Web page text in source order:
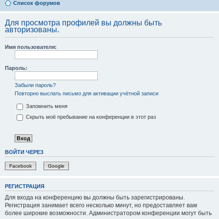
Список форумов
Для просмотра профилей вы должны быть
авторизованы.
Имя пользователя:
Пароль:
Забыли пароль?
Повторно выслать письмо для активации учётной записи
Запомнить меня
Скрыть моё пребывание на конференции в этот раз
ВОЙТИ ЧЕРЕЗ
Facebook Google
РЕГИСТРАЦИЯ
Для входа на конференцию вы должны быть зарегистрированы.
Регистрация занимает всего несколько минут, но предоставляет вам
более широкие возможности. Администратором конференции могут быть